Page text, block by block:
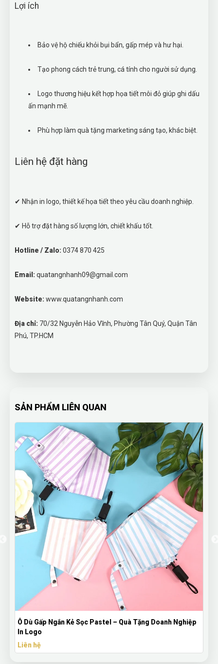
Lợi ích
Bảo vệ hộ chiếu khỏi bụi bẩn, gấp mép và hư hại.
Tạo phong cách trẻ trung, cá tính cho người sử dụng.
Logo thương hiệu kết hợp họa tiết môi đỏ giúp ghi dấu
ấn mạnh mẽ.
Phù hợp làm quà tặng marketing sáng tạo, khác biệt.
Liên hệ đặt hàng
✔ Nhận in logo, thiết kế họa tiết theo yêu cầu doanh nghiệp.
✔ Hỗ trợ đặt hàng số lượng lớn, chiết khấu tốt.
Hotline / Zalo: 0374 870 425
Email: quatangnhanh09@gmail.com
Website: www.quatangnhanh.com
Địa chỉ: 70/32 Nguyễn Hảo Vĩnh, Phường Tân Quý, Quận Tân
Phú, TP.HCM
SẢN PHẨM LIÊN QUAN
Pastel – Quà Tặng Doanh Nghiệp
Bộ Quà Tặng Doanh